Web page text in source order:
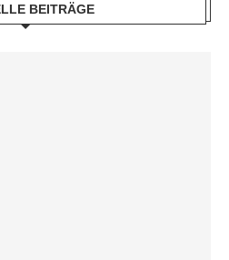
BEITRÄGE